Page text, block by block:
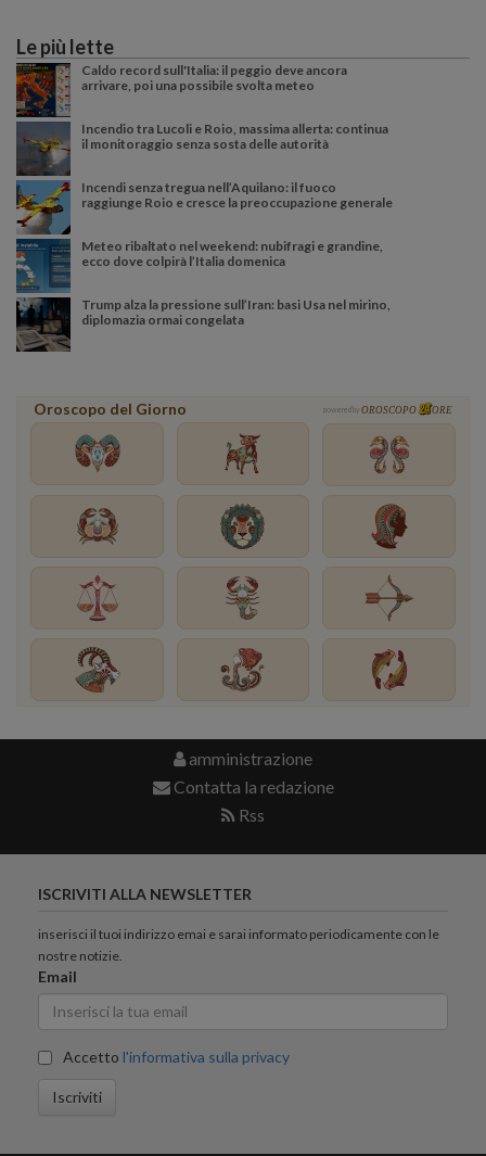
Le più lette
Caldo record sull'Italia: il peggio deve ancora
arrivare, poi una possibile svolta meteo
Incendio tra Lucoli e Roio, massima allerta: continua
il monitoraggio senza sosta delle autorità
Incendi senza tregua nell’Aquilano: il fuoco
raggiunge Roio e cresce la preoccupazione generale
Meteo ribaltato nel weekend: nubifragi e grandine,
ecco dove colpirà l’Italia domenica
Trump alza la pressione sull’Iran: basi Usa nel mirino,
diplomazia ormai congelata
Oroscopo del Giorno powered by OROSCOPO ORE
amministrazione
Contatta la redazione
Rss
ISCRIVITI ALLA NEWSLETTER
inserisci il tuoi indirizzo emai e sarai informato periodicamente con le
nostre notizie.
Email
Accetto l'informativa sulla privacy
Iscriviti